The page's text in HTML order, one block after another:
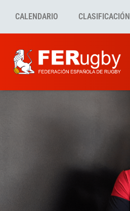
CALENDARIO CLASIFICACIÓN